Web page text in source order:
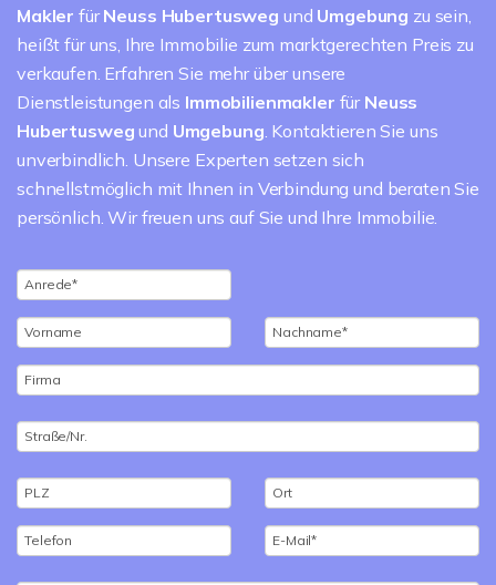
Makler fürNeuss Hubertusweg und Umgebung zu sein,
heißt für uns, Ihre Immobilie zum marktgerechten Preis zu
verkaufen. Erfahren Sie mehr über unsere
Dienstleistungen als Immobilienmakler für Neuss
Hubertuswegund Umgebung . Kontaktieren Sie uns
unverbindlich. Unsere Experten setzen sich
schnellstmöglich mit Ihnen in Verbindung und beraten Sie
persönlich. Wir freuen uns auf Sie und Ihre Immobilie.